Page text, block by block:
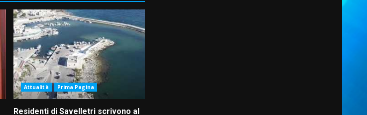
Attualità Prima Pagina
Residenti di Savelletri scrivono al